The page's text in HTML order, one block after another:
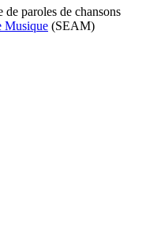
de paroles de chansons
Musique (SEAM)